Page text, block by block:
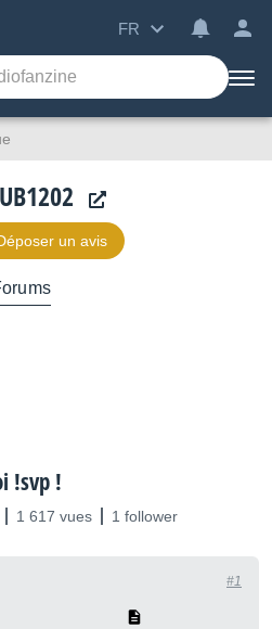
FR
un avis
!svp !
1 617 vues 1 follower
#1